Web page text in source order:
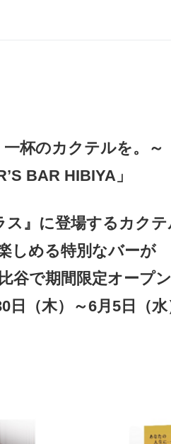
杯のカクテルを。～
BAR HIBIYA」
』に登場するカク
しめる特別なバーが
谷で期間限定オープン
日（木）～6月5日（水